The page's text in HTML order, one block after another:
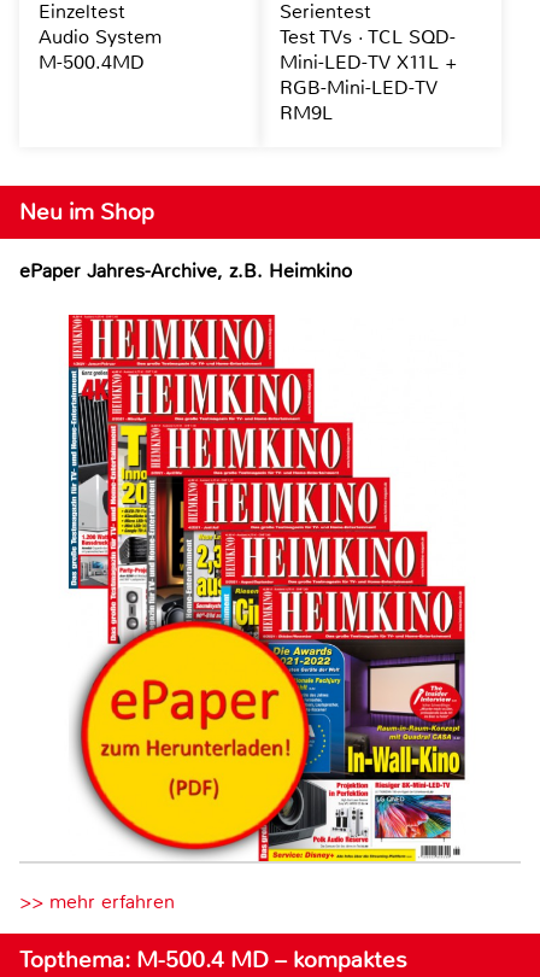
Neu im Shop
ePaper Jahres-Archive, z.B. Heimkino
>> mehr erfahren
Topthema: M-500.4 MD – kompaktes
Einzeltest
Audio System
M-500.4MD
Serientest
Test TVs · TCL SQD-
Mini-LED-TV X11L +
RGB-Mini-LED-TV
RM9L